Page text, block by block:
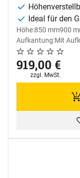
Ideal für den
Höhe:850 mm900
Aufkantung:Mit
Noch keine
0 Bewertungen
919,00 €
Steuerhinweis:
zzgl. MwSt.